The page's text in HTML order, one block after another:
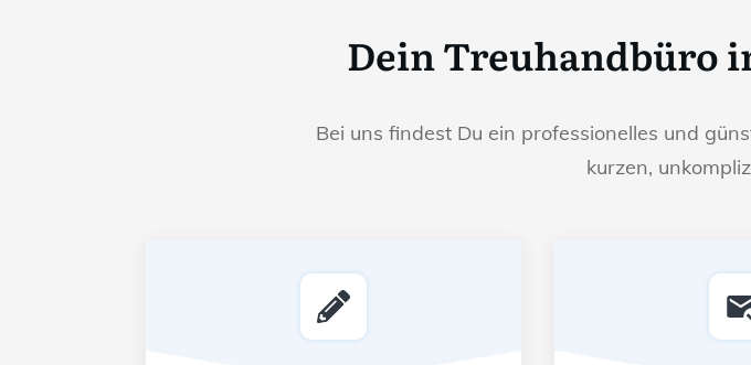
Dein Treuhandbüro
Bei uns findest Du ein professionelles und
kurzen,